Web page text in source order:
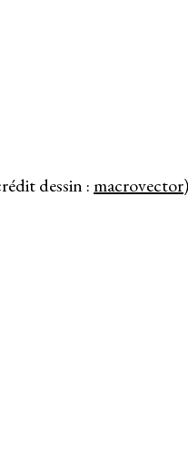
dessin :macrovector)